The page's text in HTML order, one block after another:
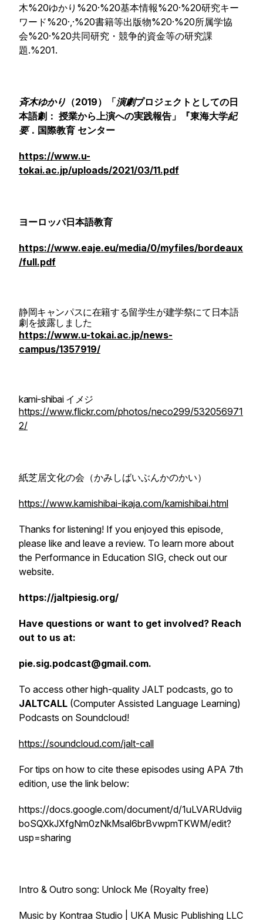
木%20ゆかり%20·%20基本情報%20·%20研究キー
ワード%20·,·%20書籍等出版物%20·%20所属学協
会%20·%20共同研究・競争的資金等の研究課
題.%201.
斉木ゆかり （2019）「演劇プロジェクトとしての日
本語劇： 授業から上演への実践報告」『東海大学紀
要．国際教育 センター
https://www.u-
tokai.ac.jp/uploads/2021/03/11.pdf
ヨーロッパ日本語教育
https://www.eaje.eu/media/0/myfiles/bordeaux
/full.pdf
静岡キャンパスに在籍する留学生が建学祭にて日本語
劇を披露しました
https://www.u-tokai.ac.jp/news-
campus/1357919/
kami-shibai イメジ
https://www.flickr.com/photos/neco299/532056971
2/
紙芝居文化の会（かみしばいぶんかのかい）
https://www.kamishibai-ikaja.com/kamishibai.html
Thanks for listening! If you enjoyed this episode,
please like and leave a review. To learn more about
the Performance in Education SIG, check out our
website.
https://jaltpiesig.org/
Have questions or want to get involved? Reach
out to us at:
pie.sig.podcast@gmail.com.
To access other high-quality JALT podcasts, go to
JALTCALL (Computer Assisted Language Learning)
Podcasts on Soundcloud!
https://soundcloud.com/jalt-call
For tips on how to cite these episodes using APA 7th
edition, use the link below:
https://docs.google.com/document/d/1uLVARUdviig
boSQXkJXfgNm0zNkMsal6brBvwpmTKWM/edit?
usp=sharing
Intro & Outro song: Unlock Me (Royalty free)
Music by Kontraa Studio | UKA Music Publishing LLC